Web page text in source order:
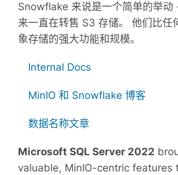
Snowflake 来说是一个简单的举动
来一直在转售 S3 存储。 他们比任
象存储的强大功能和规模。
Internal Docs
MinIO 和 Snowflake 博客
数据名称文章
Microsoft SQL Server 2022
valuable, MinIO-centric features